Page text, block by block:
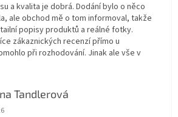
a kvalita je dobrá. Dodání bylo o něco
ale obchod mě o tom informoval, takže
popisy produktů a reálné fotky.
zákaznických recenzí přímo u
při rozhodování. Jinak ale vše v
Tandlerová
obchodu je 5 z 5 hvězdiček.